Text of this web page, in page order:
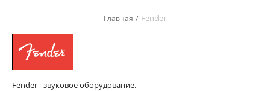
Главная / Fender
Fender - звуковое оборудование.